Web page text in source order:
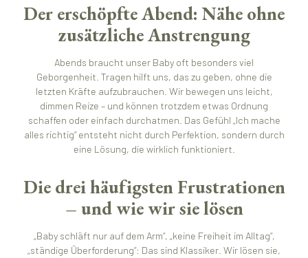
Der erschöpfte Abend: Nähe ohne
zusätzliche Anstrengung
Abends braucht unser Baby oft besonders viel
Geborgenheit. Tragen hilft uns, das zu geben, ohne die
letzten Kräfte aufzubrauchen. Wir bewegen uns leicht,
dimmen Reize – und können trotzdem etwas Ordnung
schaffen oder einfach durchatmen. Das Gefühl „Ich mache
alles richtig“ entsteht nicht durch Perfektion, sondern durch
eine Lösung, die wirklich funktioniert.
Die drei häufigsten Frustrationen
– und wie wir sie lösen
„Baby schläft nur auf dem Arm“, „keine Freiheit im Alltag“,
„ständige Überforderung“: Das sind Klassiker. Wir lösen sie,